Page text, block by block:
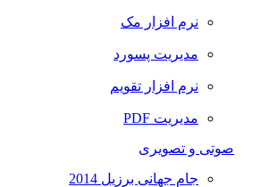
نرم افزار مک
مدیریت پسورد
نرم افزار تقویم
مدیریت PDF
صوتی و تصویری
جام جهانی برزیل 2014